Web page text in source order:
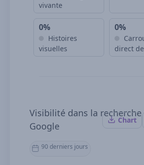
vivante
0%
Histoires
visuelles
0%
direct
Visibilité dans la
Google
90 derniers jours
Chart